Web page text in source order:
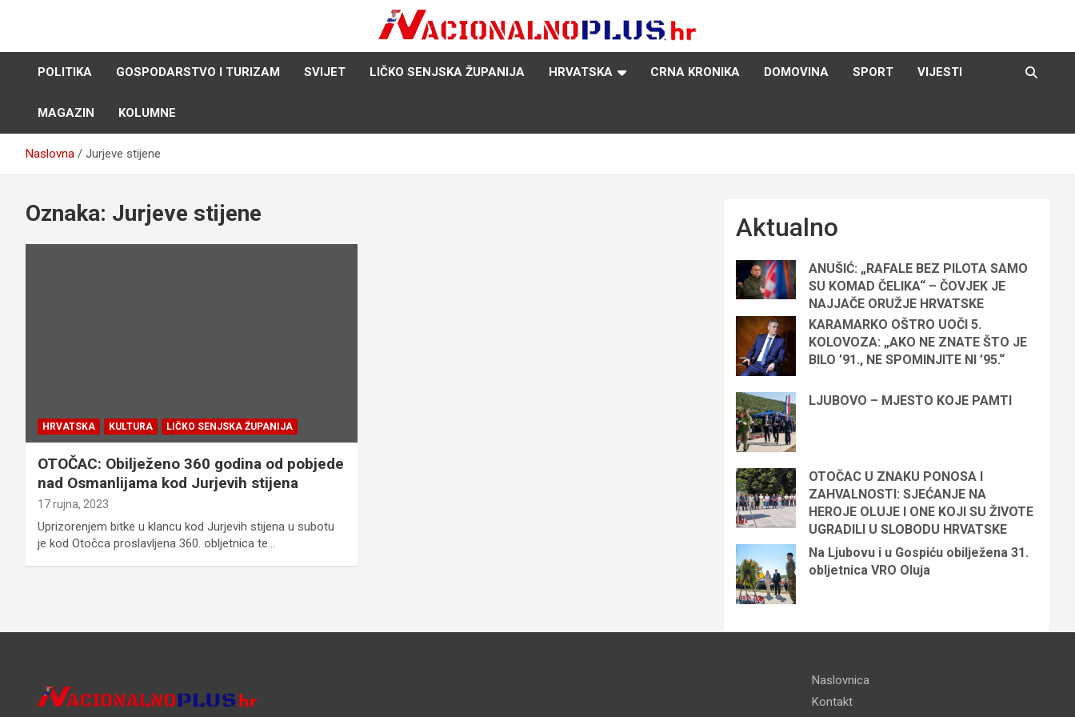
NacionalnoPlus.hr
Nacija želi znati više
POLITIKA
GOSPODARSTVO I TURIZAM SVIJET LIČKO SENJSKA ŽUPANIJA HRVATSKA CRNA KRONIKA DOMOVINA SPORT VIJESTI
MAGAZIN KOLUMNE
Naslovna Jurjeve stijene
Oznaka: Jurjeve stijene
HRVATSKA KULTURA LIČKO SENJSKA ŽUPANIJA
OTOČAC: Obilježeno 360 godina od pobjede
nad Osmanlijama kod Jurjevih stijena
17 rujna, 2023
Uprizorenjem bitke u klancu kod Jurjevih stijena u subotu
je kod Otočca proslavljena 360. obljetnica te…
Aktualno
ANUŠIĆ: „RAFALE BEZ PILOTA SAMO
SU KOMAD ČELIKA“ – ČOVJEK JE
NAJJAČE ORUŽJE HRVATSKE
KARAMARKO OŠTRO UOČI 5.
KOLOVOZA: „AKO NE ZNATE ŠTO JE
BILO ’91., NE SPOMINJITE NI ’95.“
LJUBOVO – MJESTO KOJE PAMTI
OTOČAC U ZNAKU PONOSA I
ZAHVALNOSTI: SJEĆANJE NA
HEROJE OLUJE I ONE KOJI SU ŽIVOTE
UGRADILI U SLOBODU HRVATSKE
Na Ljubovu i u Gospiću obilježena 31.
obljetnica VRO Oluja
Naslovnica
Kontakt